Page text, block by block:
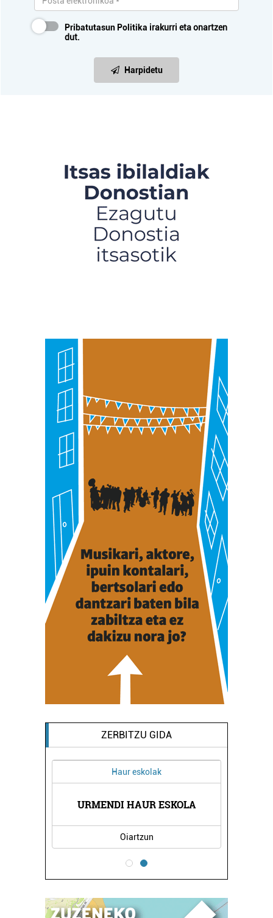
Pribatutasun Politika irakurri eta onartzen
dut.
Harpidetu
ZERBITZU GIDA
Haur eskolak
URMENDI HAUR ESKOLA
Oiartzun